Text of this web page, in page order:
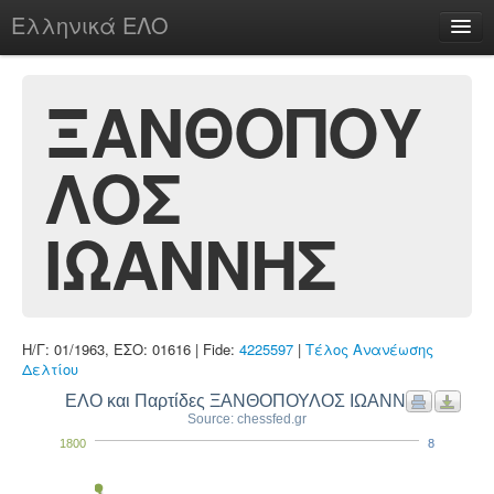
Ελληνικά ΕΛΟ
chesstu.be @ discord
Login
ΞΑΝΘΟΠΟΥ
ΛΟΣ
ΙΩΑΝΝΗΣ
Η/Γ: 01/1963, ΕΣΟ: 01616 | Fide: 4225597 | Τέλος Ανανέωσης
Δελτίου
ΕΛΟ και Παρτίδες ΞΑΝΘΟΠΟΥΛΟΣ ΙΩΑΝΝΗΣ
Source: chessfed.gr
1800 8